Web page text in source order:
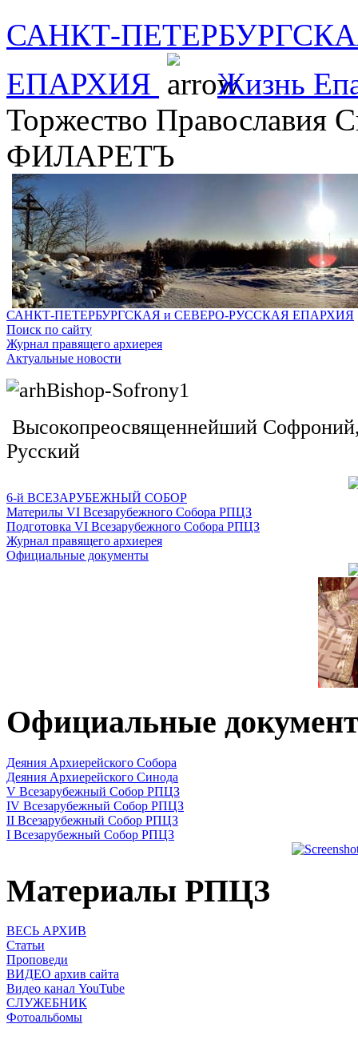
САНКТ-
ЕПАРХИЯ
Жизнь
Торжество Православия
ФИЛАРЕТЪ
САНКТ-ПЕТЕРБУРГСКАЯ и СЕВЕРО-РУССКАЯ ЕПАРХИЯ
Поиск по сайту
Журнал правящего архиерея
Актуальные новости
Высокопреосвященнейший
Русский
6-й ВСЕЗАРУБЕЖНЫЙ СОБОР
Материлы VI Всезарубежного Собора РПЦЗ
Подготовка VI Всезарубежного Собора РПЦЗ
Журнал правящего архиерея
Официальные документы
Официальные
Деяния Архиерейского Собора
Деяния Архиерейского Синода
V Всезарубежный Собор РПЦЗ
IV Всезарубежный Собор РПЦЗ
II Всезарубежный Собор РПЦЗ
I Всезарубежный Собор РПЦЗ
Материалы РПЦЗ
ВЕСЬ АРХИВ
Статьи
Проповеди
ВИДЕО архив сайта
Видео канал YouTube
СЛУЖЕБНИК
Фотоальбомы